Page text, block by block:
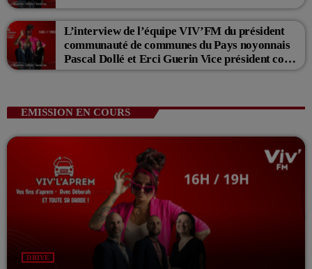
L’interview de l’équipe VIV’FM du président
communauté de communes du Pays noyonnais
Pascal Dollé et Erci Guerin Vice président com
de com
EMISSION EN COURS
DRIVE